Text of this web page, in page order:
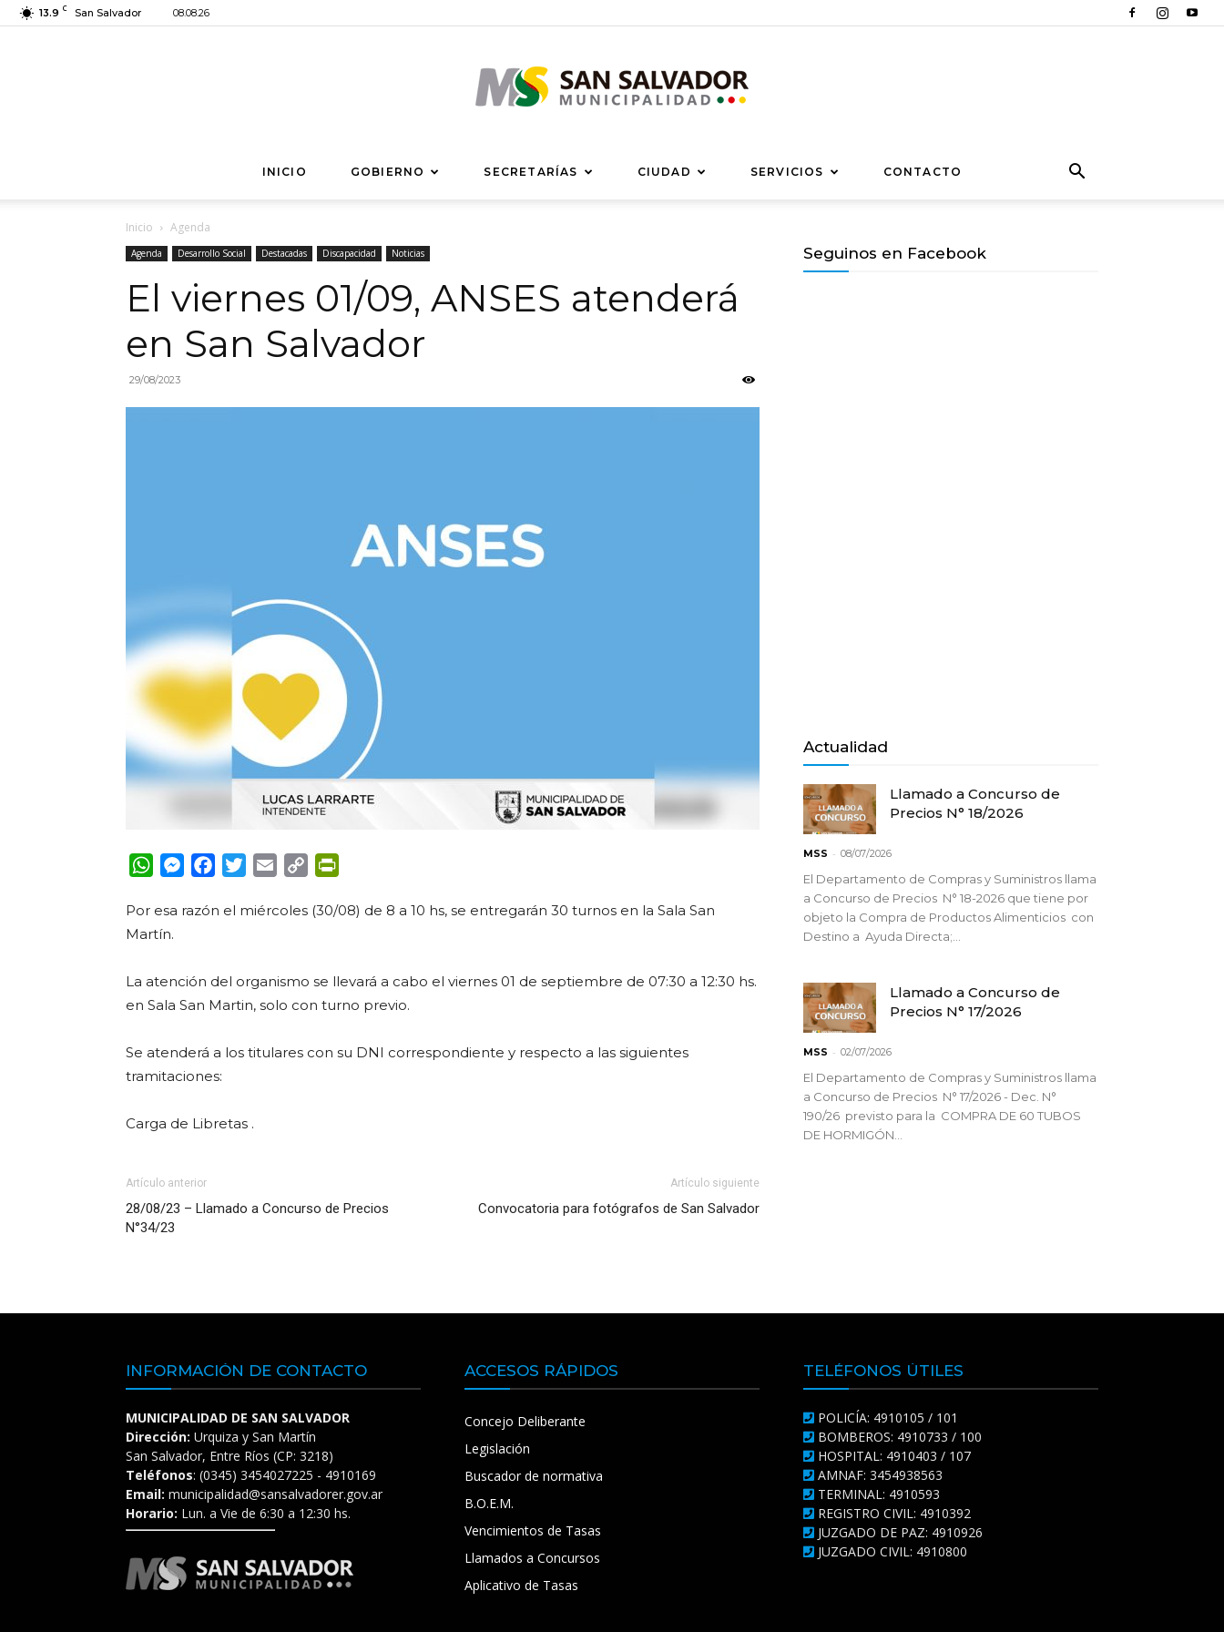
13.9 C San Salvador 08.08.26
Municipalidad
INICIO GOBIERNO SECRETARÍAS CIUDAD SERVICIOS CONTACTO
Inicio Agenda
Agenda Desarrollo Social Destacadas Discapacidad Noticias
El viernes 01/09, ANSES atenderá
en San Salvador
29/08/2023
WhatsApp
Messenger
FacebookTwitterEmail Copy
Por esa razón el miércoles (30/08) de 8 a 10 hs, se entregarán 30 turnos en la Sala San
Martín.
La atención del organismo se llevará a cabo el viernes 01 de septiembre de 07:30 a 12:30 hs.
en Sala San Martin, solo con turno previo.
Se atenderá a los titulares con su DNI correspondiente y respecto a las siguientes
tramitaciones:
Carga de Libretas .
Artículo anterior
28/08/23 – Llamado a Concurso de Precios
N°34/23
Artículo siguiente
Convocatoria para fotógrafos de San Salvador
Seguinos en Facebook
Actualidad
Llamado a Concurso de
Precios N° 18/2026
MSS - 08/07/2026
El Departamento de Compras y Suministros llama
a Concurso de Precios N° 18-2026 que tiene por
objeto la Compra de Productos Alimenticios con
Destino a Ayuda Directa;...
Llamado a Concurso de
Precios N° 17/2026
MSS - 02/07/2026
El Departamento de Compras y Suministros llama
a Concurso de Precios N° 17/2026 - Dec. N°
190/26 previsto para la COMPRA DE 60 TUBOS
DE HORMIGÓN...
INFORMACIÓN DE CONTACTO
MUNICIPALIDAD DE SAN SALVADOR
Dirección: Urquiza y San Martín
San Salvador, Entre Ríos (CP: 3218)
Teléfonos: (0345) 3454027225 - 4910169
Email: municipalidad@sansalvadorer.gov.ar
Horario: Lun. a Vie de 6:30 a 12:30 hs.
ACCESOS RÁPIDOS
Concejo Deliberante
Legislación
Buscador de normativa
B.O.E.M.
Vencimientos de Tasas
Llamados a Concursos
Aplicativo de Tasas
TELÉFONOS ÚTILES
POLICÍA: 4910105 / 101
BOMBEROS: 4910733 / 100
HOSPITAL: 4910403 / 107
AMNAF: 3454938563
TERMINAL: 4910593
REGISTRO CIVIL: 4910392
JUZGADO DE PAZ: 4910926
JUZGADO CIVIL: 4910800